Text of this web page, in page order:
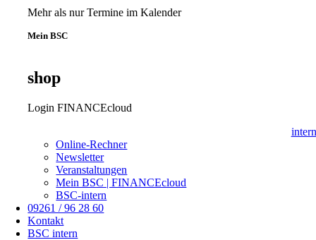
Mehr als nur Termine im Kalender
Mein BSC
shop
Login FINANCEcloud
intern
Online-Rechner
Newsletter
Veranstaltungen
Mein BSC | FINANCEcloud
BSC-intern
09261 / 96 28 60
Kontakt
BSC intern